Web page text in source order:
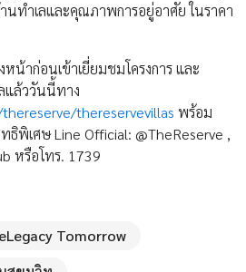
นทำเลและคุณภาพการอยู่อาศัย ในราคา
น้าก่อนเข้าเยี่ยมชมโครงการ และ
แล้ววันนี้ทาง
thereservevillas พร้อม
พิเศษ Line Official: @TheReserve ,
หรือโทร. 1739
Tomorrow